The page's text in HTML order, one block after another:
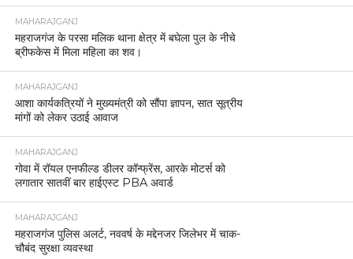
MAHARAJGANJ
महराजगंज के परसा मलिक थाना क्षेत्र में बघेला पुल के नीचे
ब्रीफकेस में मिला महिला का शव।
MAHARAJGANJ
आशा कार्यकत्रियों ने मुख्यमंत्री को सौंपा ज्ञापन, सात सूत्रीय
मांगों को लेकर उठाई आवाज
MAHARAJGANJ
गोवा में रॉयल एनफील्ड डीलर कॉन्फ्रेंस, आरके मोटर्स को
लगातार सातवीं बार हाईएस्ट PBA अवार्ड
MAHARAJGANJ
महराजगंज पुलिस अलर्ट, नववर्ष के मद्देनजर जिलेभर में चाक-
चौबंद सुरक्षा व्यवस्था